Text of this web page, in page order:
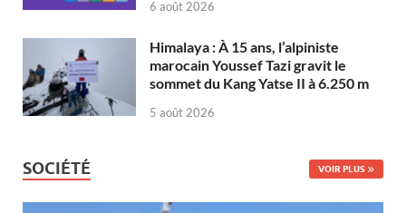
6 août 2026
Himalaya : À 15 ans, l’alpiniste
marocain Youssef Tazi gravit le
sommet du Kang Yatse II à 6.250 m
5 août 2026
SOCIÉTÉ VOIR PLUS